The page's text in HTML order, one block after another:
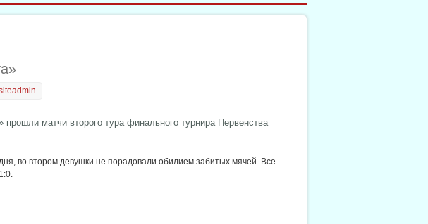
прошли матчи второго тура финального турнира Первенства
во втором девушки не порадовали обилием забитых мячей. Все